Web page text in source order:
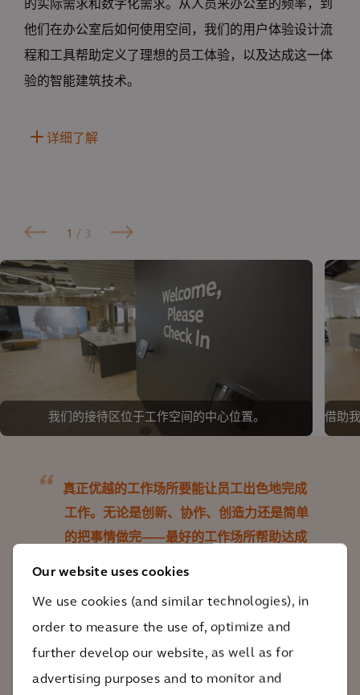
Our website uses cookies
We use cookies (and similar technologies), in
order to measure the use of, optimize and
further develop our website, as well as for
advertising purposes and to monitor and
的实际需求和数字化需求。从人员来办公室的频率，到
他们在办公室后如何使用空间，我们的用户体验设计流
程和工具帮助定义了理想的员工体验，以及达成这一体
验的智能建筑技术。
详细了解
1 / 3
我们的接待区位于工作空间的中心位置。 借助
真正优越的工作场所要能让员工出色地完成
工作。无论是创新、协作、创造力还是简单
的把事情做完——最好的工作场所帮助达成
个能鼓舞、振奋员工并可持续发展的地方。
Peter Hogg